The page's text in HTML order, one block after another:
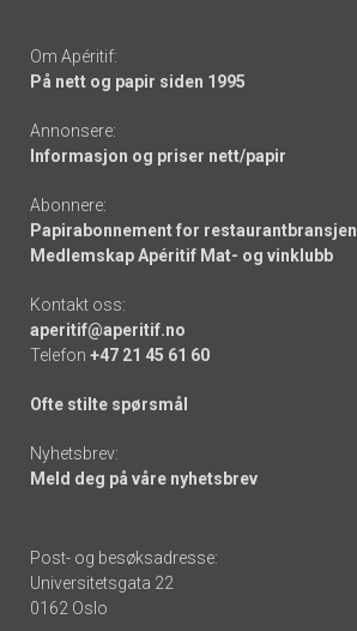
Om Apéritif:
På nett og papir siden 1995
Annonsere:
Informasjon og priser nett/papir
Abonnere:
Papirabonnement for restaurantbransjen
Medlemskap Apéritif Mat- og vinklubb
Kontakt oss:
aperitif@aperitif.no
Telefon +47 21 45 61 60
Ofte stilte spørsmål
Nyhetsbrev:
Meld deg på våre nyhetsbrev
Post- og besøksadresse:
Universitetsgata 22
0162 Oslo